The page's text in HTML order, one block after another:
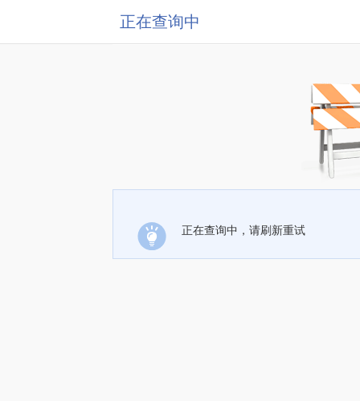
正在查询中
正在查询中，请刷新重试